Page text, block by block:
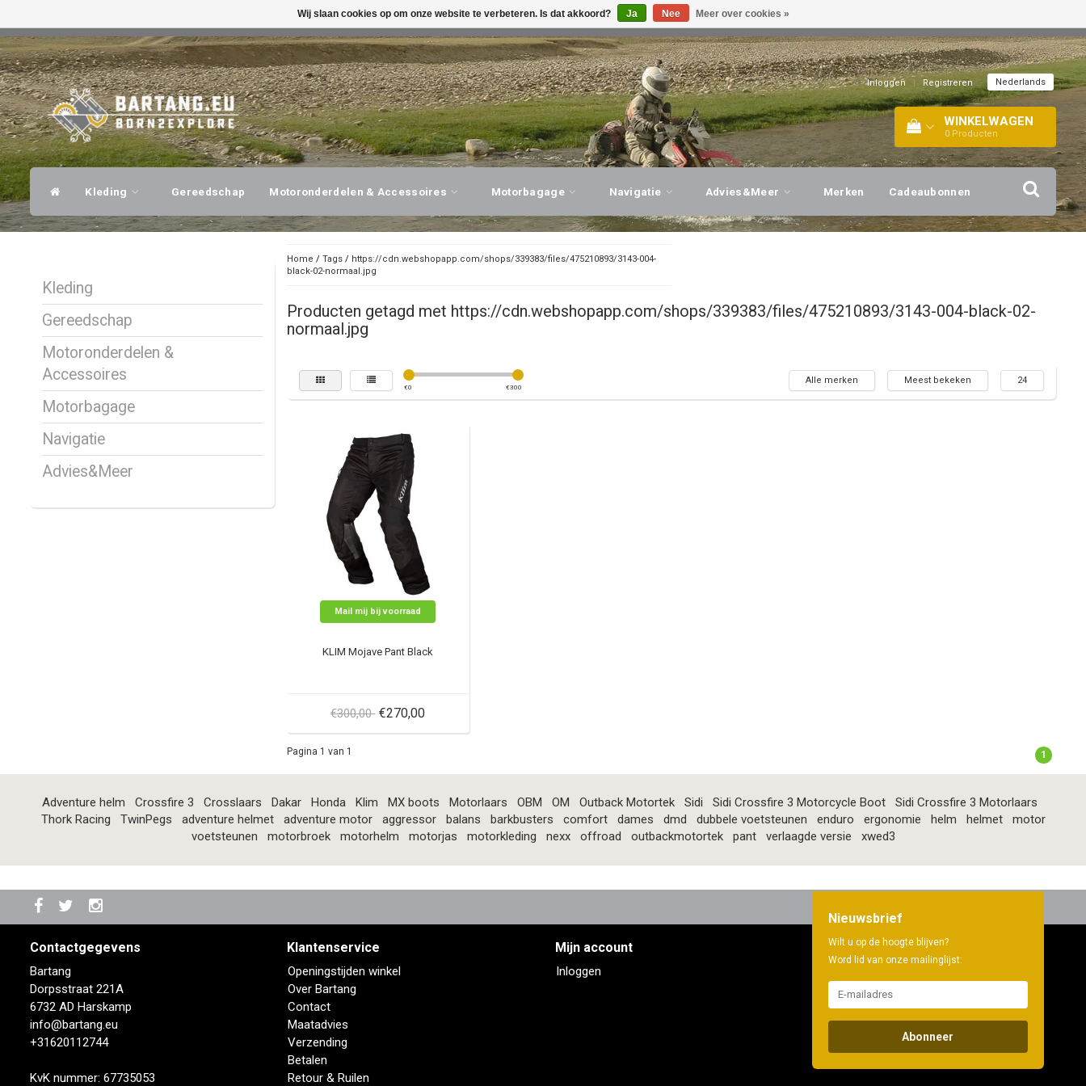
DESKUNDIG ADVIES, PERSOONLIJKE SERVICE! BEZOEK ONZE WINKEL!
Inloggen | Registreren Nederlands
WINKELWAGEN
0 Producten
Kleding Gereedschap Motoronderdelen & Accessoires Motorbagage Navigatie Advies&Meer Merken Cadeaubonnen
Kleding
Gereedschap
Motoronderdelen &
Accessoires
Motorbagage
Navigatie
Advies&Meer
Home / Tags/ https://cdn.webshopapp.com/shops/339383/files/475210893/3143-004-
black-02-normaal.jpg
Producten getagd met https://cdn.webshopapp.com/shops/339383/files/475210893/3143-004-black-02-
normaal.jpg
€0 €300
Alle merken Meest bekeken 24
Mail mij bij voorraad
KLIM Mojave Pant Black
€300,00 €270,00
Pagina 1 van 1 1
Adventure helm Crossfire 3 Crosslaars Dakar Honda Klim MX boots Motorlaars OBM OM Outback Motortek Sidi Sidi Crossfire 3 Motorcycle Boot
Sidi Crossfire 3 Motorlaars
Thork Racing
TwinPegs adventure helmet adventure motor aggressor balans barkbusters comfort dames dmd dubbele voetsteunen enduro ergonomie helm helmet
motor
voetsteunen
motorbroek motorhelm motorjas motorkleding nexx offroad outbackmotortek pant verlaagde versie xwed3
Contactgegevens
Bartang
Dorpsstraat 221A
6732 AD Harskamp
info@bartang.eu
+31620112744
KvK nummer: 67735053
Klantenservice
Openingstijden winkel
Over Bartang
Contact
Maatadvies
Verzending
Betalen
Retour & Ruilen
Mijn account
Inloggen
Nieuwsbrief
Wilt u op de hoogte blijven?
Word lid van onze mailinglijst:
Abonneer
Wij slaan cookies op om onze website te verbeteren. Is dat akkoord? Ja Nee Meer over cookies »